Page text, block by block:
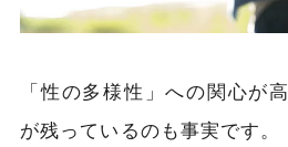
「性の多様性」への関心が
が残っているのも事実です。